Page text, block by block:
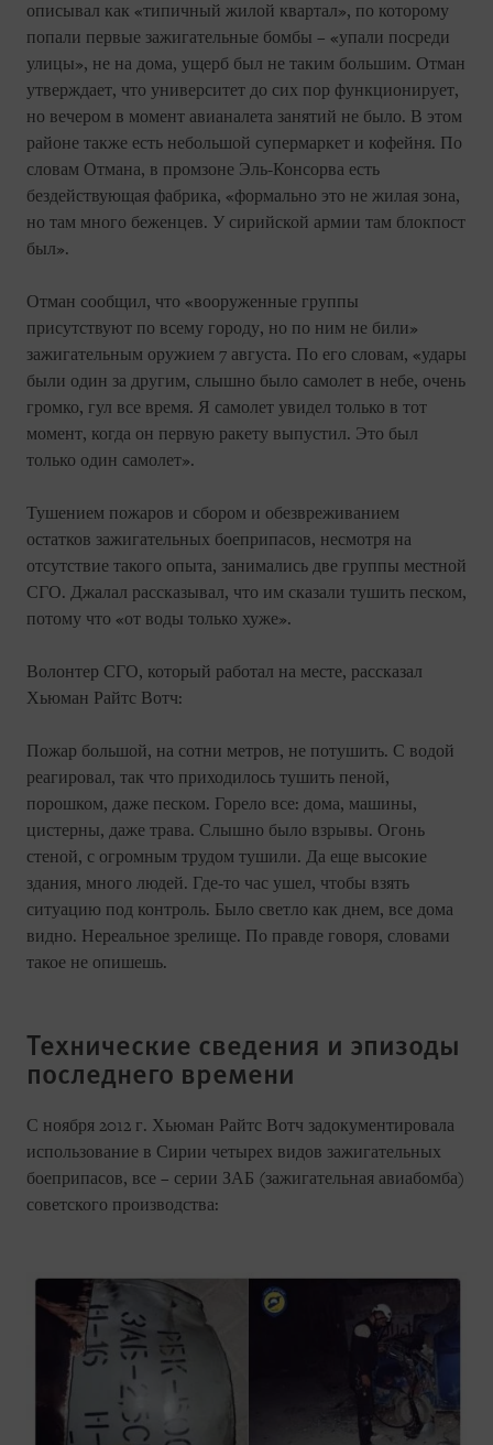
описывал как «типичный жилой квартал», по которому
попали первые зажигательные бомбы – «упали посреди
улицы», не на дома, ущерб был не таким большим. Отман
утверждает, что университет до сих пор функционирует,
но вечером в момент авианалета занятий не было. В этом
районе также есть небольшой супермаркет и кофейня. По
словам Отмана, в промзоне Эль-Консорва есть
бездействующая фабрика, «формально это не жилая зона,
но там много беженцев. У сирийской армии там блокпост
был».
Отман сообщил, что «вооруженные группы
присутствуют по всему городу, но по ним не били»
зажигательным оружием 7 августа. По его словам, «удары
были один за другим, слышно было самолет в небе, очень
громко, гул все время. Я самолет увидел только в тот
момент, когда он первую ракету выпустил. Это был
только один самолет».
Тушением пожаров и сбором и обезвреживанием
остатков зажигательных боеприпасов, несмотря на
отсутствие такого опыта, занимались две группы местной
СГО. Джалал рассказывал, что им сказали тушить песком,
потому что «от воды только хуже».
Волонтер СГО, который работал на месте, рассказал
Хьюман Райтс Вотч:
Пожар большой, на сотни метров, не потушить. С водой
реагировал, так что приходилось тушить пеной,
порошком, даже песком. Горело все: дома, машины,
цистерны, даже трава. Слышно было взрывы. Огонь
стеной, с огромным трудом тушили. Да еще высокие
здания, много людей. Где-то час ушел, чтобы взять
ситуацию под контроль. Было светло как днем, все дома
видно. Нереальное зрелище. По правде говоря, словами
такое не опишешь.
Технические сведения и эпизоды
последнего времени
С ноября 2012 г. Хьюман Райтс Вотч задокументировала
использование в Сирии четырех видов зажигательных
боеприпасов, все – серии ЗАБ (зажигательная авиабомба)
советского производства: